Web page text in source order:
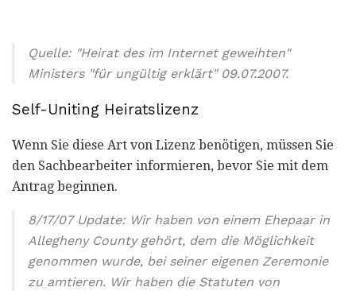
Quelle: "Heirat des im Internet geweihten"
Ministers "für ungültig erklärt" 09.07.2007.
Self-Uniting Heiratslizenz
Wenn Sie diese Art von Lizenz benötigen, müssen Sie
den Sachbearbeiter informieren, bevor Sie mit dem
Antrag beginnen.
8/17/07 Update: Wir haben von einem Ehepaar in
Allegheny County gehört, dem die Möglichkeit
genommen wurde, bei seiner eigenen Zeremonie
zu amtieren. Wir haben die Statuten von